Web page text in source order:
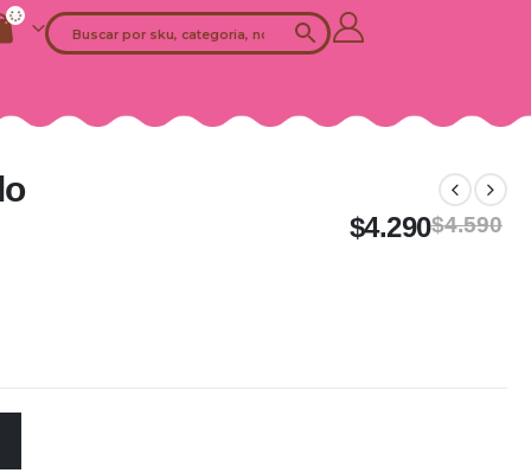
$4.590
$4.290